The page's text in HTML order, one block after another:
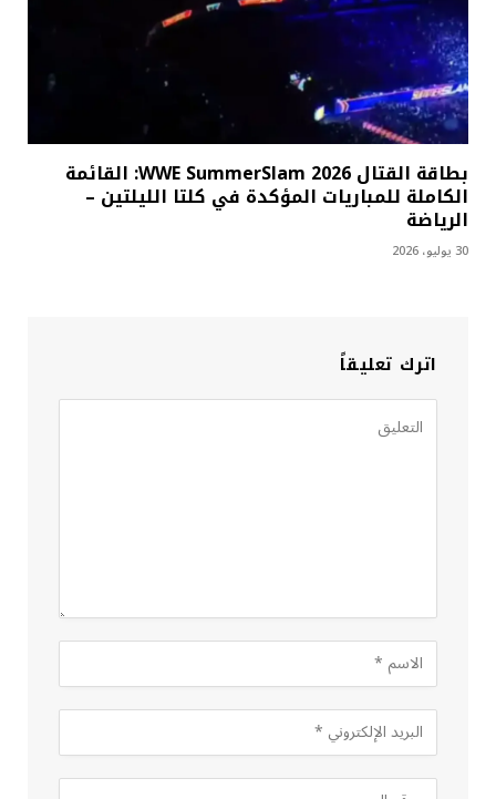
بطاقة القتال WWE SummerSlam 2026: القائمة
الكاملة للمباريات المؤكدة في كلتا الليلتين –
الرياضة
30 يوليو، 2026
اترك تعليقاً